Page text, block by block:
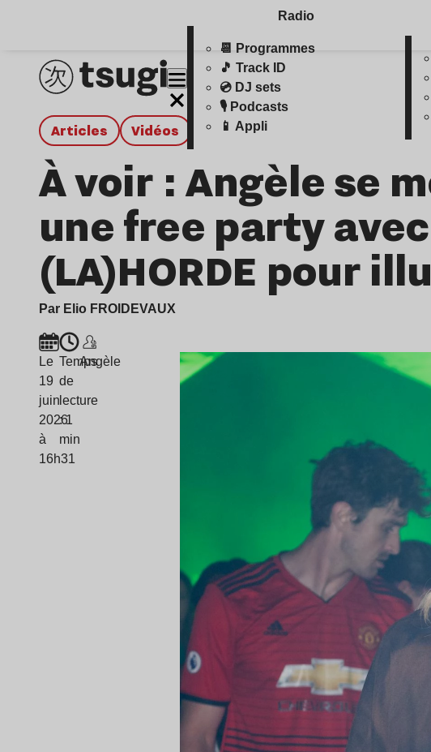
Radio
📆 Programmes
🎵 Track ID
💿 DJ sets
🎙️ Podcasts
📱 Appli
Articles Vidéos
À voir : Angèle se
une free party
(LA)HORDE pour
Par Elio FROIDEVAUX
Le
19
juin
2026
à
16h31
Temps
de
lecture
: 1
min
Angèle